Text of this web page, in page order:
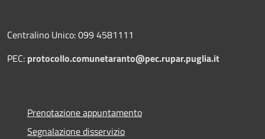
Centralino Unico: 099 4581111
PEC: protocollo.comunetaranto@pec.rupar.puglia.it
Prenotazione appuntamento
Segnalazione disservizio